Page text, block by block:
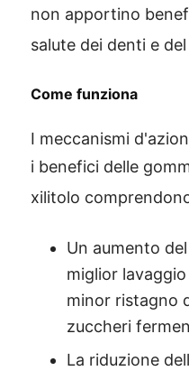
non apportino
salute dei denti e
Come funziona
I meccanismi
i benefici delle
xilitolo
Un aumento
miglior
minor ristagno
zuccheri
La riduzione